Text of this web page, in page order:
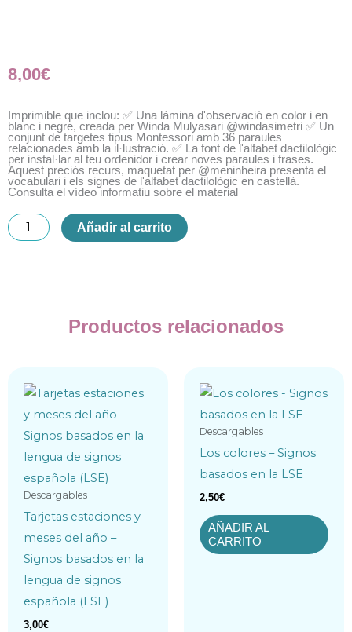
8,00€
Imprimible que inclou: ✅️ Una làmina d'observació en color i en
blanc i negre, creada per Winda Mulyasari @windasimetri ✅️ Un
conjunt de targetes tipus Montessori amb 36 paraules
relacionades amb la il·lustració. ✅️ La font de l'alfabet dactilològic
per instal·lar al teu ordenidor i crear noves paraules i frases.
Aquest preciós recurs, maquetat per @meninheira presenta el
vocabulari i els signes de l'alfabet dactilològic en castellà.
Consulta el vídeo informatiu sobre el material
Practiquem
el
Añadir al carrito
Productos relacionados
Descargables
Tarjetas estaciones y
meses del año –
Signos basados en la
lengua de signos
española (LSE)
3,00€
Descargables
Los colores – Signos
basados en la LSE
2,50€
AÑADIR AL
CARRITO